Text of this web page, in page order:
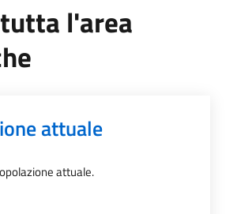
l'area
attuale
attuale.